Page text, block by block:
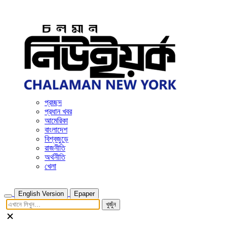
প্রচ্ছদ
প্রধান খবর
আমেরিকা
বাংলাদেশ
বিশ্বজুড়ে
রাজনীতি
অর্থনীতি
খেলা
English Version
Epaper
খুজুঁন